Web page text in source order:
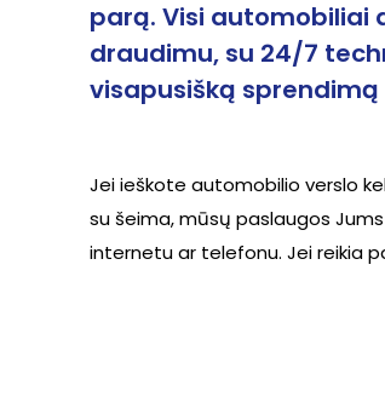
parą. Visi automobiliai
draudimu, su 24/7
visapusišką sprendimą
Jei ieškote automobilio verslo
su šeima, mūsų paslaugos
internetu ar telefonu. Jei reikia